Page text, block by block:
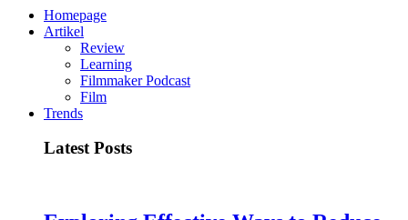
Homepage
Artikel
Review
Learning
Filmmaker Podcast
Film
Trends
Latest Posts